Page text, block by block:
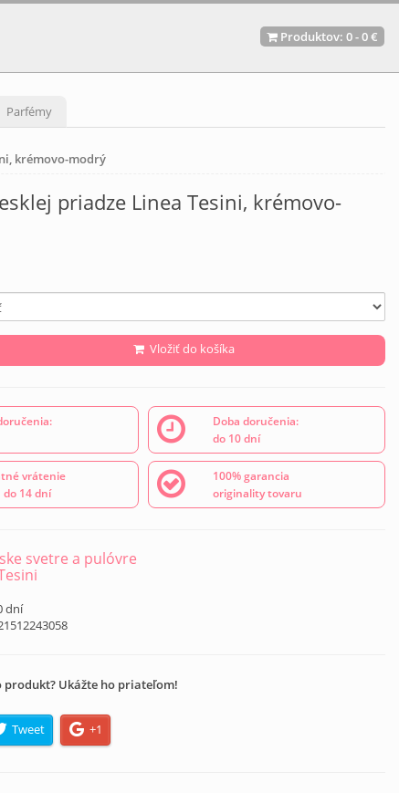
Produktov: 0-0 €
Parfémy
krémovo-modrý
priadze Linea Tesini, krémovo-
Vložiť do košíka
Doba doručenia:
do 10 dní
vrátenie
14 dní
100% garancia
originality tovaru
svetre a pulóvre
dní
produkt? Ukážte ho priateľom!
Tweet +1